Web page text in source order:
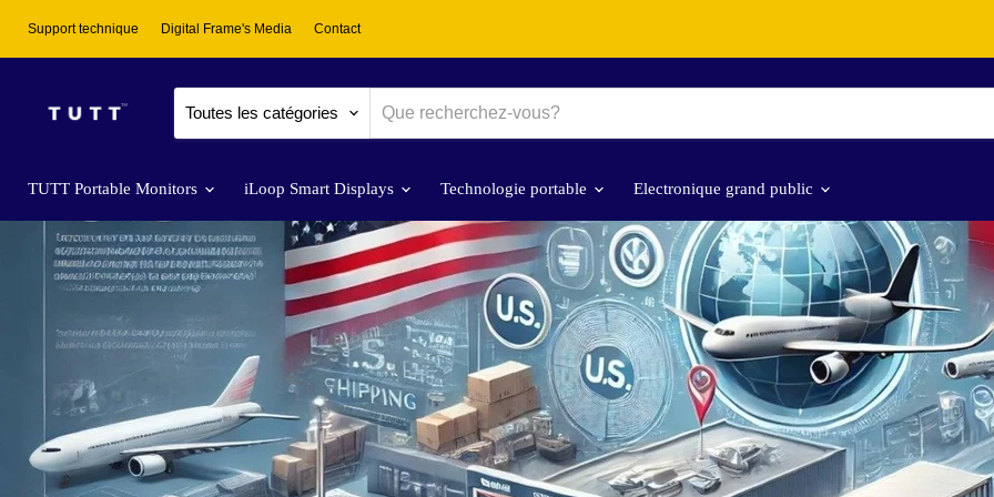
Support technique Digital Frame's Media Contact
Toutes les catégories
TUTT Portable Monitors iLoop Smart Displays Technologie portable Electronique grand public